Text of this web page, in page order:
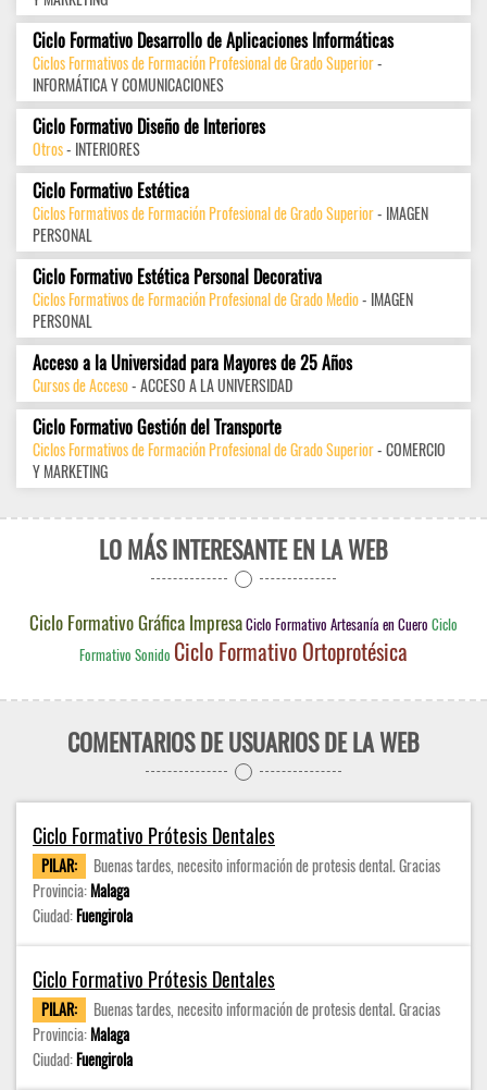
Ciclo Formativo Desarrollo de Aplicaciones Informáticas
Ciclos Formativos de Formación Profesional de Grado Superior-
INFORMÁTICA Y COMUNICACIONES
Ciclo Formativo Diseño de Interiores
Otros- INTERIORES
Ciclo Formativo Estética
Ciclos Formativos de Formación Profesional de Grado Superior- IMAGEN
PERSONAL
Ciclo Formativo Estética Personal Decorativa
Ciclos Formativos de Formación Profesional de Grado Medio- IMAGEN
PERSONAL
Acceso a la Universidad para Mayores de 25 Años
Cursos de Acceso- ACCESO A LA UNIVERSIDAD
Ciclo Formativo Gestión del Transporte
Ciclos Formativos de Formación Profesional de Grado Superior- COMERCIO
Y MARKETING
LO MÁS INTERESANTE EN LA WEB
Ciclo Formativo Gráfica ImpresaCiclo Formativo Artesanía en Cuero Ciclo
Formativo Sonido Ciclo Formativo Ortoprotésica
COMENTARIOS DE USUARIOS DE LA WEB
Ciclo Formativo Prótesis Dentales
PILAR:
Buenas tardes, necesito información de protesis dental. Gracias
Provincia:Malaga
Ciudad:Fuengirola
Ciclo Formativo Prótesis Dentales
PILAR:
Buenas tardes, necesito información de protesis dental. Gracias
Provincia:Malaga
Ciudad:Fuengirola